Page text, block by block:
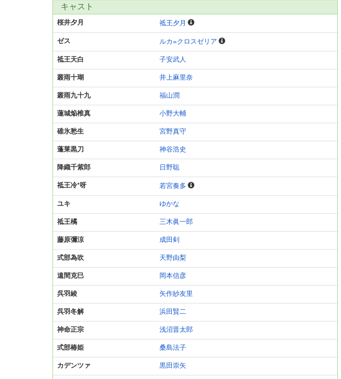
キャスト
桜井夕月 祗王夕月
ゼス ルカ=クロスゼリア
祗王天白 子安武人
叢雨十瑚 井上麻里奈
叢雨九十九 福山潤
蓮城焔椎真 小野大輔
碓氷愁生 宮野真守
蓬莱黒刀 神谷浩史
降織千紫郎 日野聡
祗王冷*呀 若宮奏多
ユキ ゆかな
祗王橘 三木眞一郎
藤原彌涼 成田剣
式部為吹 天野由梨
遠間克巳 岡本信彦
呉羽綾 矢作紗友里
呉羽冬解 浜田賢二
神命正宗 浅沼晋太郎
式部椿姫 桑島法子
カデンツァ 黒田崇矢